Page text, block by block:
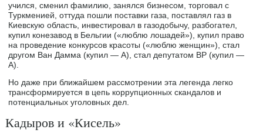
учился, сменил фамилию, занялся бизнесом, торговал с
Туркменией, оттуда пошли поставки газа, поставлял газ в
Киевскую область, инвестировал в газодобычу, разбогател,
купил конезавод в Бельгии («люблю лошадей»), купил право
на проведение конкурсов красоты («люблю женщин»), стал
другом Ван Дамма (купил — А), стал депутатом ВР (купил —
А).
Но даже при ближайшем рассмотрении эта легенда легко
трансформируется в цепь коррупционных скандалов и
потенциальных уголовных дел.
Кадыров и «Кисель»